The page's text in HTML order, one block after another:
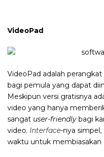
VideoPad
VideoPad adalah
bagi pemula yang dapat
Meskipun versi gratisnya
video yang hanya
sangat user-friendly bagi
video. Interface-nya
waktu untuk membiasakan